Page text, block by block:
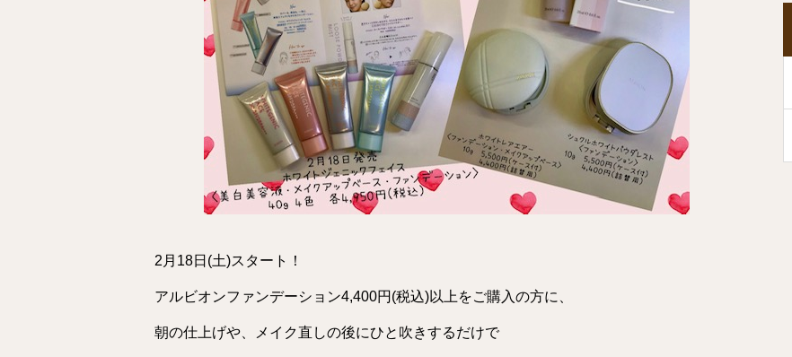
2月18日(土)スタート！
アルビオンファンデーション4,400円(税込)以上をご購入の方に、
朝の仕上げや、メイク直しの後にひと吹きするだけで